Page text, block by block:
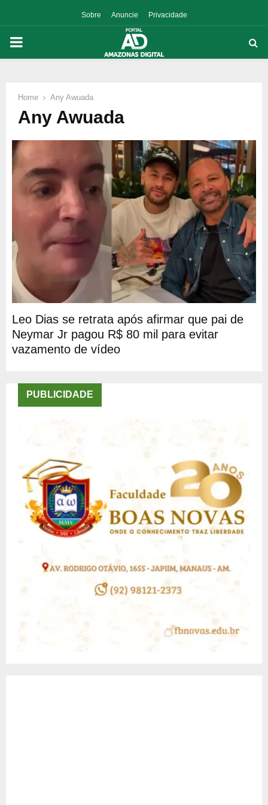
Sobre Anuncie Privacidade
PRIMARY
Home Any Awuada
Any Awuada
Leo Dias se retrata após afirmar que pai de
Neymar Jr pagou R$ 80 mil para evitar
vazamento de vídeo
PUBLICIDADE